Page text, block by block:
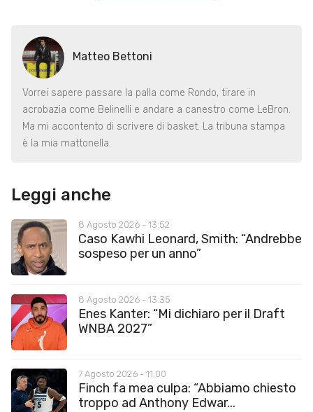
Matteo Bettoni
Vorrei sapere passare la palla come Rondo, tirare in
acrobazia come Belinelli e andare a canestro come LeBron.
Ma mi accontento di scrivere di basket. La tribuna stampa
è la mia mattonella.
Leggi anche
8 Agosto 2026 - 13:52
Caso Kawhi Leonard, Smith: “Andrebbe
sospeso per un anno”
8 Agosto 2026 - 13:35
Enes Kanter: “Mi dichiaro per il Draft
WNBA 2027”
7 Agosto 2026 - 11:00
Finch fa mea culpa: “Abbiamo chiesto
troppo ad Anthony Edwar...